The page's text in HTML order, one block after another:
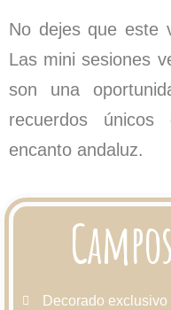
No dejes que este
Las mini sesiones
son una
recuerdos
encanto andaluz.
Decorado exclusivo